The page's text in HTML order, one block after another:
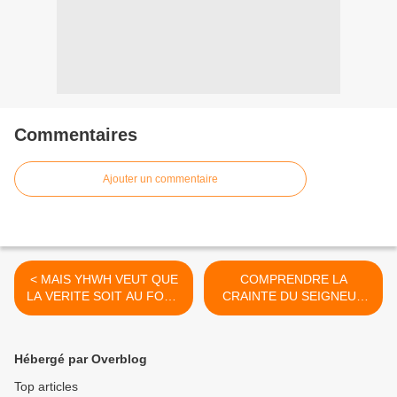
Commentaires
Ajouter un commentaire
< MAIS YHWH VEUT QUE
LA VERITE SOIT AU FOND
DU COEUR !
COMPRENDRE LA
CRAINTE DU SEIGNEUR
(2) >
Hébergé par Overblog
Top articles